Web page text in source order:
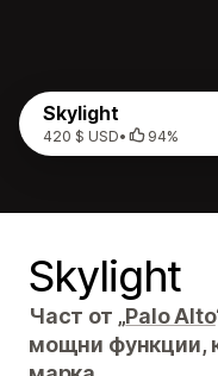
Skylight
420 $ USD• 94%
Skylight
Част от „Palo Alto
мощни функции,